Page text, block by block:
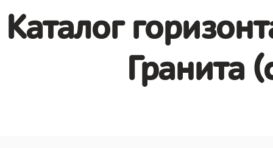
Каталог
Гранита